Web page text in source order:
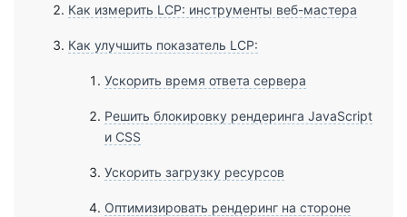
Как измерить LCP: инструменты веб-мастера
Как улучшить показатель LCP:
Ускорить время ответа сервера
Решить блокировку рендеринга JavaScript
и CSS
Ускорить загрузку ресурсов
Оптимизировать рендеринг на стороне